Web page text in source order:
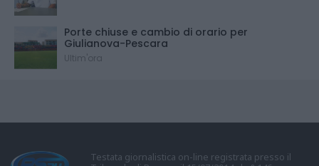
Porte chiuse e cambio di orario per
Giulianova-Pescara
Ultim'ora
Testata giornalistica on-line registrata presso il